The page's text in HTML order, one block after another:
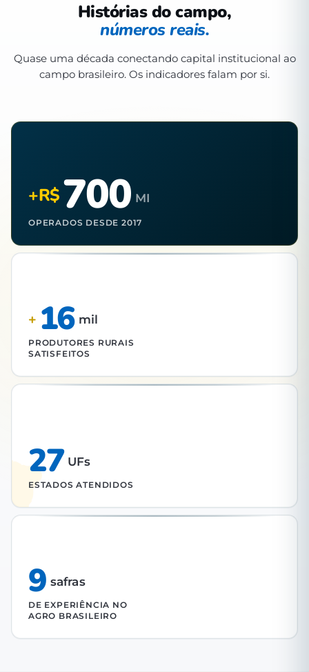
Histórias do campo,
números reais.
Quase uma década conectando capital institucional ao
campo brasileiro. Os indicadores falam por si.
+R$700 MI
OPERADOS DESDE 2017
+ 16 mil
PRODUTORES RURAIS
SATISFEITOS
27 UFs
ESTADOS ATENDIDOS
9 safras
DE EXPERIÊNCIA NO
AGRO BRASILEIRO